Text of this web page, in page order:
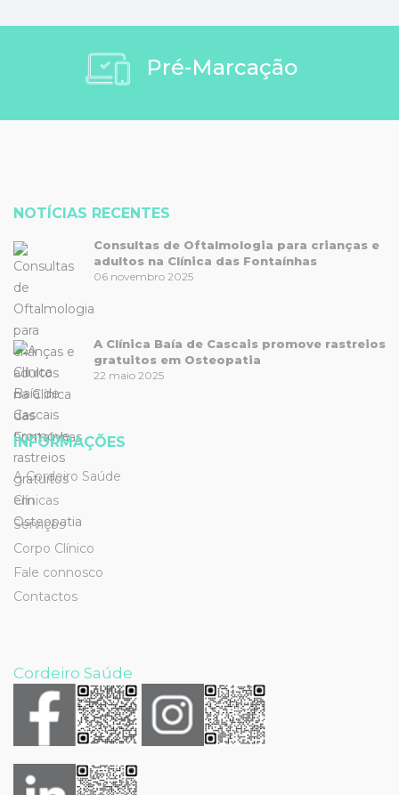
Pré-Marcação
NOTÍCIAS RECENTES
Consultas de Oftalmologia para crianças e
adultos na Clínica das Fontaínhas
06 novembro 2025
A Clínica Baía de Cascais promove rastreios
gratuitos em Osteopatia
22 maio 2025
INFORMAÇÕES
A Cordeiro Saúde
Clínicas
Serviços
Corpo Clínico
Fale connosco
Contactos
Cordeiro Saúde